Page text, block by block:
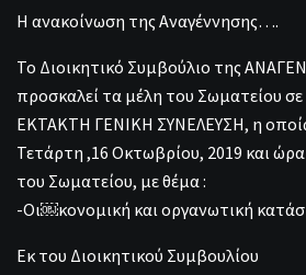
Η ανακοίνωση της Αναγέννησης….
Το Διοικητικό Συμβούλιο της
προσκαλεί τα μέλη του Σωματείου
ΕΚΤΑΚΤΗ ΓΕΝΙΚΗ ΣΥΝΕΛΕΥΣΗ, η οποία
Τετάρτη ,16 Οκτωβρίου, 2019 και
του Σωματείου, με θέμα :
-Οι￼κονομική και οργανωτική
Εκ του Διοικητικού Συμβουλίου